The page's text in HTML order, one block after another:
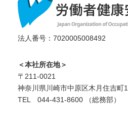
法人番号：7020005008492
＜本社所在地＞
〒211-0021
神奈川県川崎市中原区木月住吉町
TEL 044-431-8600 （総務部）